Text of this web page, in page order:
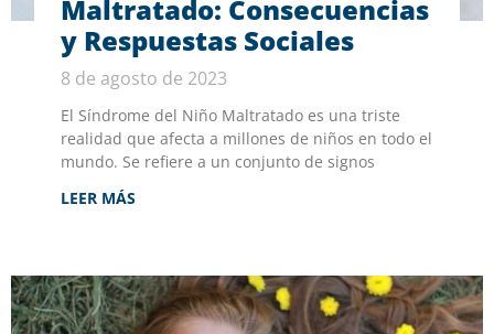
Maltratado: Consecuencias
y Respuestas Sociales
8 de agosto de 2023
El Síndrome del Niño Maltratado es una triste
realidad que afecta a millones de niños en todo el
mundo. Se refiere a un conjunto de signos
LEER MÁS